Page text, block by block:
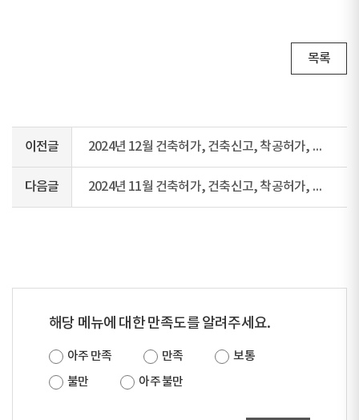
목록
이전글 2024년 12월 건축허가, 건축신고, 착공허가, 착공신고, 사용승인허가 현황
다음글 2024년 11월 건축허가, 건축신고, 착공허가, 사용승인허가, 사용승인신고 현황
해당 메뉴에 대한 만족도를 알려주세요.
아주 만족 만족
보통
불만
아주 불만